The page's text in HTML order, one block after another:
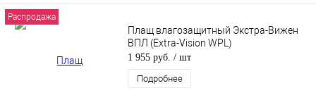
Распродажа
Плащ влагозащитный Экстра-Вижен
ВПЛ (Extra-Vision WPL)
1 955 руб. / шт
Подробнее